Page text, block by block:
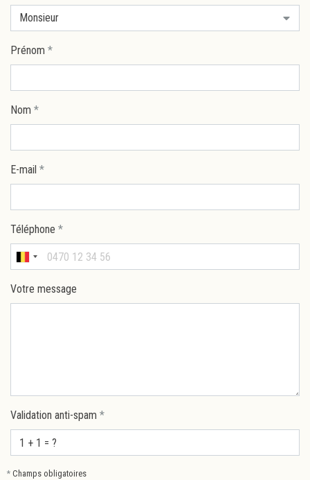
Monsieur
Prénom *
Nom *
E-mail *
Téléphone *
Votre message
Validation anti-spam *
* Champs obligatoires